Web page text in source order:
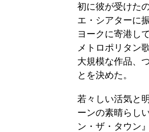
初に彼が受けた
エ・シアターに
ヨークに寄港し
メトロポリタン
大規模な作品、
とを決めた。
若々しい活気と
ーンの素晴らし
ン・ザ・タウン